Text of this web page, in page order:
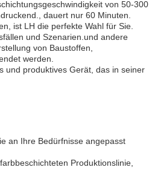
von 50-300
dauert nur 60 Minuten.
ist LH die perfekte Wahl für Sie.
und Szenarien.und andere
von Baustoffen,
werden.
und produktives Gerät, das in seiner
an Ihre Bedürfnisse angepasst
Produktionslinie,